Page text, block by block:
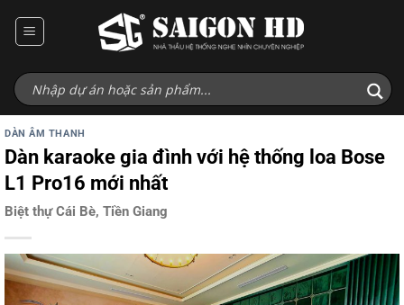
qua
dung
DÀN ÂM THANH
Dàn karaoke gia đình với hệ thống loa Bose
L1 Pro16 mới nhất
Biệt thự Cái Bè, Tiền Giang